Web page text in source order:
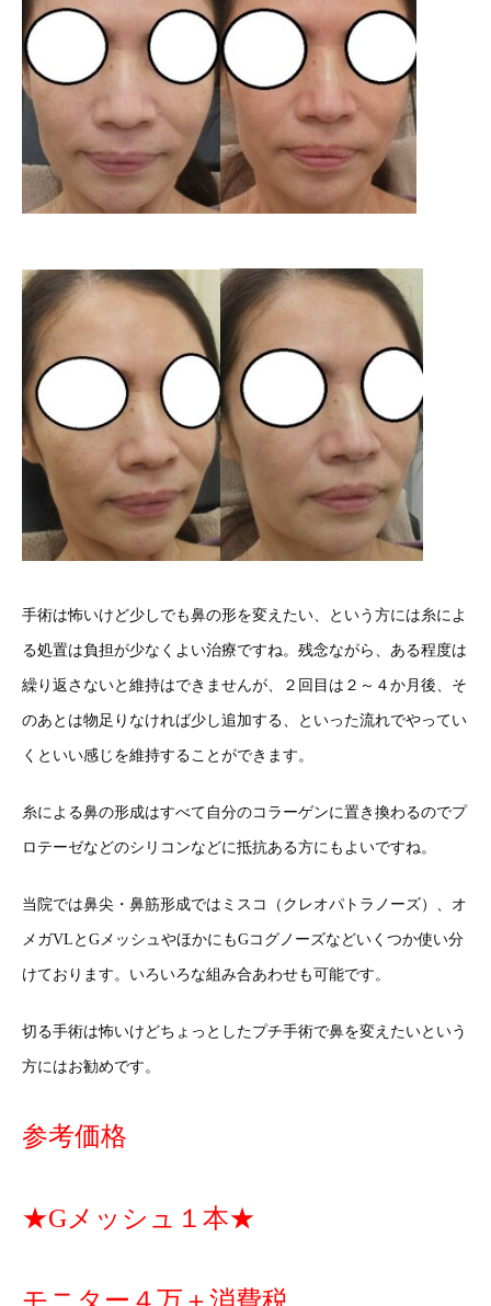
手術は怖いけど少しでも鼻の形を変えたい、という方には糸によ
る処置は負担が少なくよい治療ですね。残念ながら、ある程度は
繰り返さないと維持はできませんが、２回目は２～４か月後、そ
のあとは物足りなければ少し追加する、といった流れでやってい
くといい感じを維持することができます。
糸による鼻の形成はすべて自分のコラーゲンに置き換わるのでプ
ロテーゼなどのシリコンなどに抵抗ある方にもよいですね。
当院では鼻尖・鼻筋形成ではミスコ（クレオパトラノーズ）、オ
メガVLとGメッシュやほかにもGコグノーズなどいくつか使い分
けております。いろいろな組み合あわせも可能です。
切る手術は怖いけどちょっとしたプチ手術で鼻を変えたいという
方にはお勧めです。
参考価格
★Gメッシュ１本★